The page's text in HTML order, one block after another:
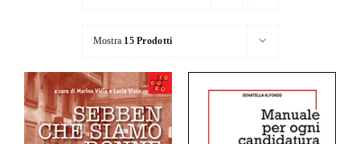
Le Collane
Catalogo
Mostra 15 Prodotti